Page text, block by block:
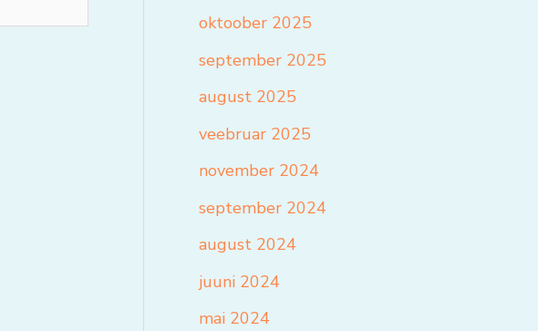
oktoober 2025
september 2025
august 2025
veebruar 2025
november 2024
september 2024
august 2024
juuni 2024
mai 2024